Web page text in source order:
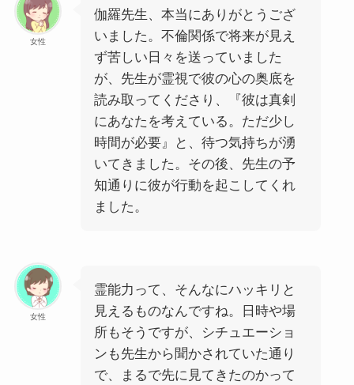
女性
伽羅先生、本当にありがとうござ
いました。不倫関係で将来が見え
ず苦しい日々を送っていました
が、先生が霊視で彼の心の奥底を
読み取ってくださり、『彼は真剣
にあなたを考えている。ただ少し
時間が必要』と、待つ気持ちが湧
いてきました。その後、先生の予
知通りに彼が行動を起こしてくれ
ました。
女性
霊能力って、そんなにハッキリと
見えるものなんですね。日時や場
所もそうですが、シチュエーショ
ンも先生から聞かされていた通り
で、まるで先に見てきたのかって